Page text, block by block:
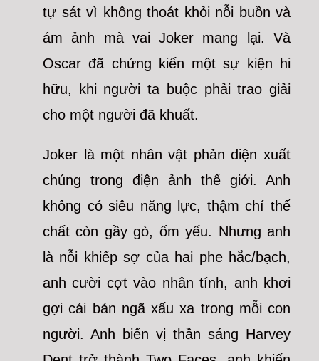
tự sát vì không thoát khỏi nỗi buồn và
ám ảnh mà vai Joker mang lại. Và
Oscar đã chứng kiến một sự kiện hi
hữu, khi người ta buộc phải trao giải
cho một người đã khuất.
Joker là một nhân vật phản diện xuất
chúng trong điện ảnh thế giới. Anh
không có siêu năng lực, thậm chí thể
chất còn gầy gò, ốm yếu. Nhưng anh
là nỗi khiếp sợ của hai phe hắc/bạch,
anh cười cợt vào nhân tính, anh khơi
gợi cái bản ngã xấu xa trong mỗi con
người. Anh biến vị thần sáng Harvey